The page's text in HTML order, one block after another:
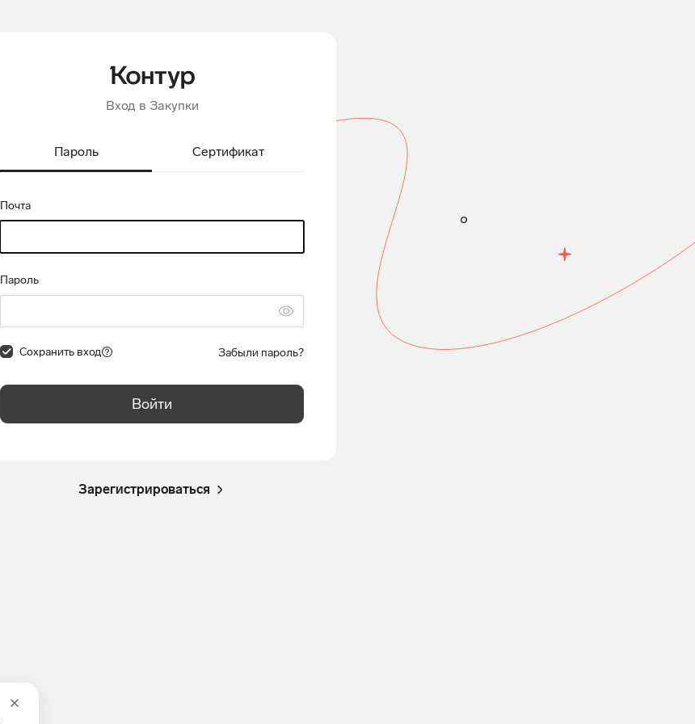
Вход в Закупки
Пароль Сертификат
Почта
Пароль
Сохранить вход Забыли пароль?
Войти
Зарегистрироваться